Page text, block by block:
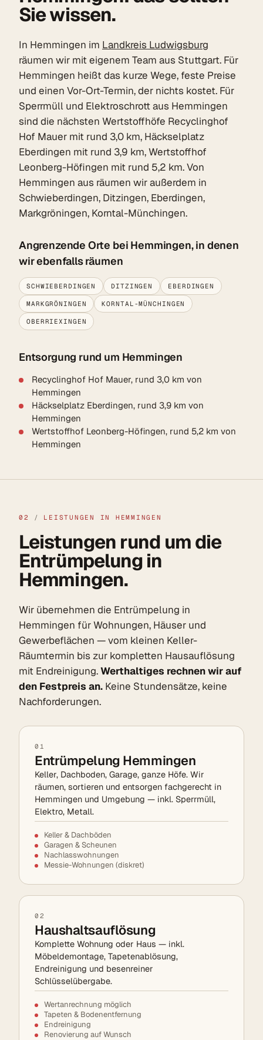
Sie wissen.
In Hemmingen im Landkreis Ludwigsburg
räumen wir mit eigenem Team aus Stuttgart. Für
Hemmingen heißt das kurze Wege, feste Preise
und einen Vor-Ort-Termin, der nichts kostet. Für
Sperrmüll und Elektroschrott aus Hemmingen
sind die nächsten Wertstoffhöfe Recyclinghof
Hof Mauer mit rund 3,0 km, Häckselplatz
Eberdingen mit rund 3,9 km, Wertstoffhof
Leonberg-Höfingen mit rund 5,2 km. Von
Hemmingen aus räumen wir außerdem in
Schwieberdingen, Ditzingen, Eberdingen,
Markgröningen, Korntal-Münchingen.
Angrenzende Orte bei Hemmingen, in denen
wir ebenfalls räumen
SCHWIEBERDINGEN DITZINGEN EBERDINGEN
MARKGRÖNINGEN KORNTAL-MÜNCHINGEN
OBERRIEXINGEN
Entsorgung rund um Hemmingen
Recyclinghof Hof Mauer, rund 3,0 km von
Hemmingen
Häckselplatz Eberdingen, rund 3,9 km von
Hemmingen
Wertstoffhof Leonberg-Höfingen, rund 5,2 km von
Hemmingen
02 / LEISTUNGEN IN HEMMINGEN
Leistungen rund um die
Entrümpelung in
Hemmingen.
Wir übernehmen die Entrümpelung in
Hemmingen für Wohnungen, Häuser und
Gewerbeflächen — vom kleinen Keller-
Räumtermin bis zur kompletten Hausauflösung
mit Endreinigung.Werthaltiges rechnen wir auf
den Festpreis an. Keine Stundensätze, keine
Nachforderungen.
01
Entrümpelung Hemmingen
Keller, Dachboden, Garage, ganze Höfe. Wir
räumen, sortieren und entsorgen fachgerecht in
Hemmingen und Umgebung — inkl. Sperrmüll,
Elektro, Metall.
Keller & Dachböden
Garagen & Scheunen
Nachlasswohnungen
Messie-Wohnungen (diskret)
02
Haushaltsauflösung
Komplette Wohnung oder Haus — inkl.
Möbeldemontage, Tapetenablösung,
Endreinigung und besenreiner
Schlüsselübergabe.
Wertanrechnung möglich
Tapeten & Bodenentfernung
Endreinigung
Renovierung auf Wunsch